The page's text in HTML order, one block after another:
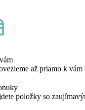
až priamo k vám
položky so